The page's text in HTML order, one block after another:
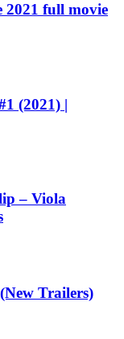
2021 full movie
(2021) |
– Viola
Trailers)